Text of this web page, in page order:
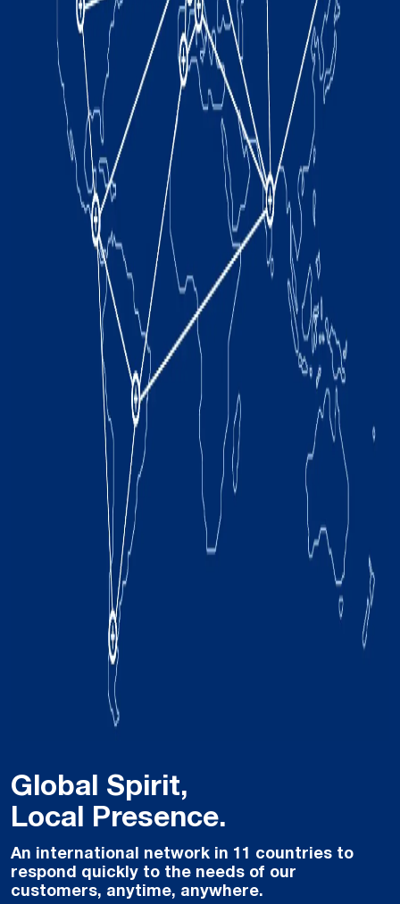
Global Spirit,
Local Presence.
An international network in 11 countries to
respond quickly to the needs of our
customers, anytime, anywhere.